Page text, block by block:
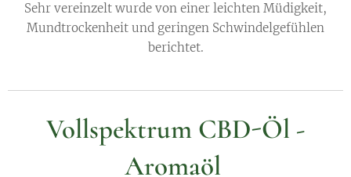
Sehr vereinzelt wurde von einer leichten Müdigkeit,
Mundtrockenheit und geringen Schwindelgefühlen
berichtet.
Vollspektrum CBD-Öl -
Aromaöl